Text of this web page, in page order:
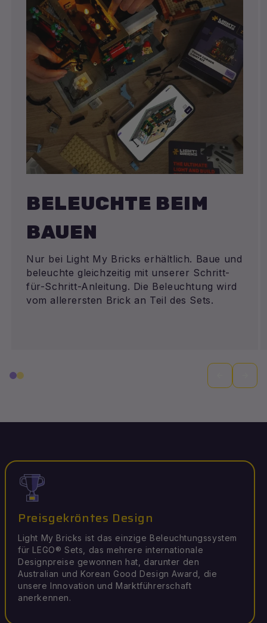
BELEUCHTE BEIM
BAUEN
Nur bei Light My Bricks erhältlich. Baue und
beleuchte gleichzeitig mit unserer Schritt-
für-Schritt-Anleitung. Die Beleuchtung wird
vom allerersten Brick an Teil des Sets.
Preisgekröntes Design
Light My Bricks ist das einzige Beleuchtungssystem
für LEGO® Sets, das mehrere internationale
Designpreise gewonnen hat, darunter den
Australian und Korean Good Design Award, die
unsere Innovation und Marktführerschaft
anerkennen.